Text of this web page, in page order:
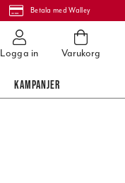
Betala med Walley
Logga in Varukorg
KAMPANJER